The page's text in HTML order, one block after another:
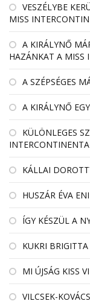
VESZÉLYBE
MISS
A KIRÁLYNŐ
HAZÁNKAT A MISS
A SZÉPSÉGES
A KIRÁLYNŐ
KÜLÖNLEGES
KÁLLAI
HUSZÁR ÉVA
ÍGY KÉSZÜL A
KUKRI
MI ÚJSÁG KISS
VILCSEK-